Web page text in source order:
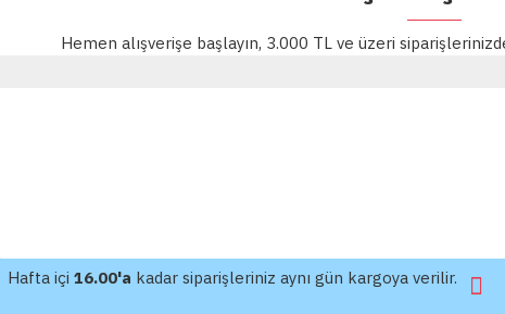
Hemen alışverişe başlayın, 3.000 TL ve üzeri
Hafta içi 16.00'a kadar siparişleriniz aynı gün kargoya verilir.